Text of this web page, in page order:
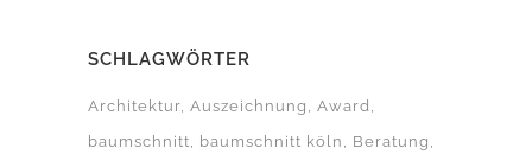
SCHLAGWÖRTER
Architektur Auszeichnung
Award
baumschnitt
baumschnitt köln
Beratung